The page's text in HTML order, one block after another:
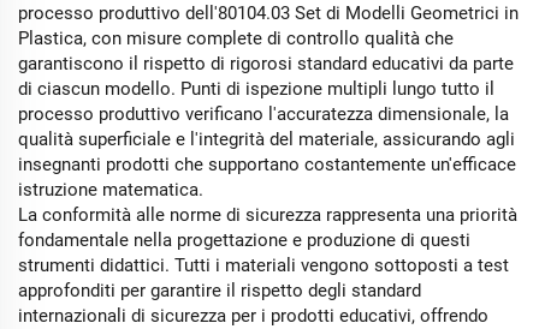
processo produttivo dell'80104.03 Set di Modelli Geometrici in
Plastica, con misure complete di controllo qualità che
garantiscono il rispetto di rigorosi standard educativi da parte
di ciascun modello. Punti di ispezione multipli lungo tutto il
processo produttivo verificano l'accuratezza dimensionale, la
qualità superficiale e l'integrità del materiale, assicurando agli
insegnanti prodotti che supportano costantemente un'efficace
istruzione matematica.
La conformità alle norme di sicurezza rappresenta una priorità
fondamentale nella progettazione e produzione di questi
strumenti didattici. Tutti i materiali vengono sottoposti a test
approfonditi per garantire il rispetto degli standard
internazionali di sicurezza per i prodotti educativi, offrendo